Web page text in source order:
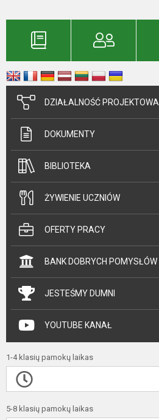
DZIAŁALNOŚĆ PROJEKTOWA
DOKUMENTY
BIBLIOTEKA
ŻYWIENIE UCZNIÓW
OFERTY PRACY
BANK DOBRYCH POMYSŁÓW
JESTEŚMY DUMNI
YOUTUBE KANAŁ
1-4 klasių pamokų laikas
5-8 klasių pamokų laikas